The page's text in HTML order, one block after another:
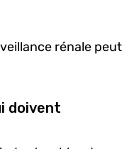
rénale peut
doivent